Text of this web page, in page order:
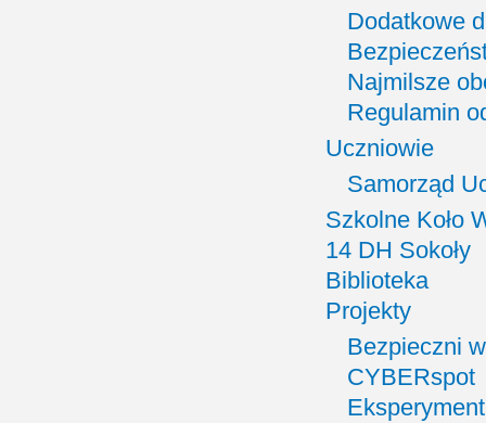
Dodatkowe
Najmilsze
Regulamin
Uczniowie
Samorząd
Szkolne Koło
14 DH Sokoły
Biblioteka
Projekty
Bezpieczni
CYBERspot